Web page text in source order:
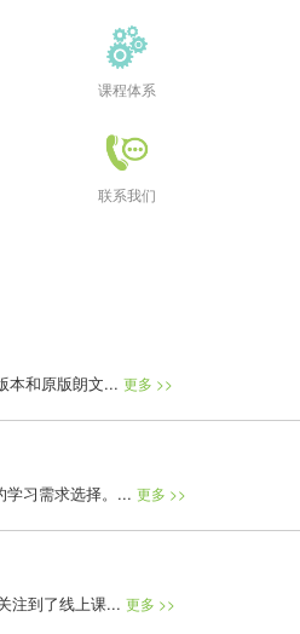
课程体系
联系我们
本和原版朗文... 更多 >>
学习需求选择。... 更多 >>
注到了线上课... 更多 >>